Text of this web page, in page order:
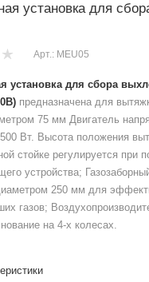
установка для
Арт.: MEU05
установка для сбора
предназначена для
75 мм Двигатель
Вт. Высота положения
стойке регулируется при
устройства;
250 мм для
газов;
на 4-х колесах.